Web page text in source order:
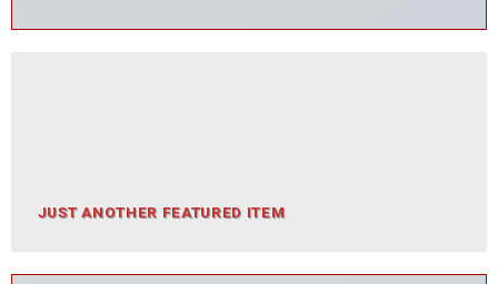
JUST ANOTHER FEATURED ITEM